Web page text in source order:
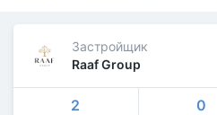
Застройщик
Raaf Group
2 0